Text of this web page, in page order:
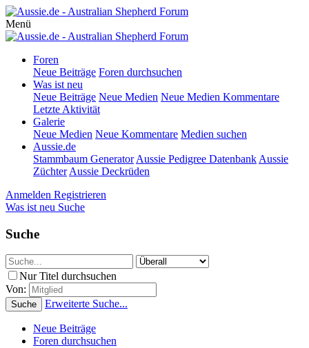
Menü
Foren
Neue Beiträge Foren durchsuchen
Was ist neu
Neue Beiträge Neue Medien Neue Medien Kommentare
Letzte Aktivität
Galerie
Neue Medien Neue Kommentare Medien suchen
Aussie.de
Stammbaum Generator Aussie Pedigree Datenbank Aussie
Züchter Aussie Deckrüden
Anmelden Registrieren
Was ist neu Suche
Suche
Nur Titel durchsuchen
Von:
Suche Erweiterte Suche...
Neue Beiträge
Foren durchsuchen